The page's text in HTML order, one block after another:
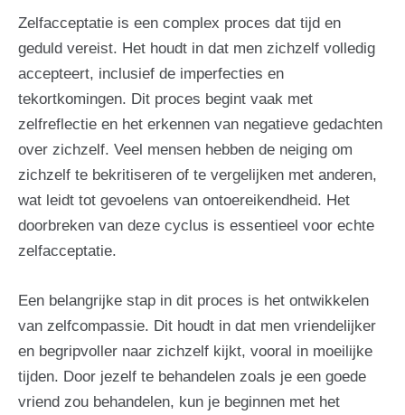
Zelfacceptatie is een complex proces dat tijd en
geduld vereist. Het houdt in dat men zichzelf volledig
accepteert, inclusief de imperfecties en
tekortkomingen. Dit proces begint vaak met
zelfreflectie en het erkennen van negatieve gedachten
over zichzelf. Veel mensen hebben de neiging om
zichzelf te bekritiseren of te vergelijken met anderen,
wat leidt tot gevoelens van ontoereikendheid. Het
doorbreken van deze cyclus is essentieel voor echte
zelfacceptatie.
Een belangrijke stap in dit proces is het ontwikkelen
van zelfcompassie. Dit houdt in dat men vriendelijker
en begripvoller naar zichzelf kijkt, vooral in moeilijke
tijden. Door jezelf te behandelen zoals je een goede
vriend zou behandelen, kun je beginnen met het